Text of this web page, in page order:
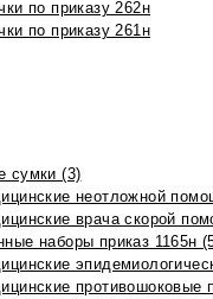
по приказу 262н
по приказу 261н
сумки (3)
неотложной
врача скорой
наборы приказ 1165н